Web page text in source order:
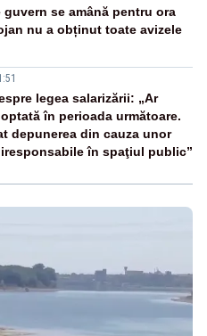
guvern se amână pentru ora
nu a obținut toate avizele
legea salarizării: „Ar
în perioada următoare.
depunerea din cauza unor
în spaţiul public”